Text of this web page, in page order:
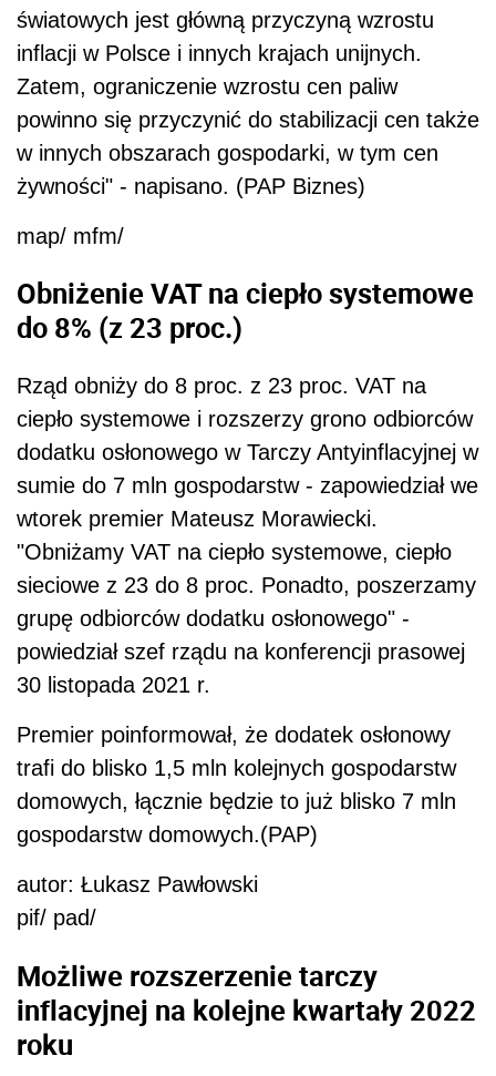
światowych jest główną przyczyną wzrostu
inflacji w Polsce i innych krajach unijnych.
Zatem, ograniczenie wzrostu cen paliw
powinno się przyczynić do stabilizacji cen także
w innych obszarach gospodarki, w tym cen
żywności" - napisano. (PAP Biznes)
map/ mfm/
Obniżenie VAT na ciepło systemowe
do 8% (z 23 proc.)
Rząd obniży do 8 proc. z 23 proc. VAT na
ciepło systemowe i rozszerzy grono odbiorców
dodatku osłonowego w Tarczy Antyinflacyjnej w
sumie do 7 mln gospodarstw - zapowiedział we
wtorek premier Mateusz Morawiecki.
"Obniżamy VAT na ciepło systemowe, ciepło
sieciowe z 23 do 8 proc. Ponadto, poszerzamy
grupę odbiorców dodatku osłonowego" -
powiedział szef rządu na konferencji prasowej
30 listopada 2021 r.
Premier poinformował, że dodatek osłonowy
trafi do blisko 1,5 mln kolejnych gospodarstw
domowych, łącznie będzie to już blisko 7 mln
gospodarstw domowych.(PAP)
autor: Łukasz Pawłowski
pif/ pad/
Możliwe rozszerzenie tarczy
inflacyjnej na kolejne kwartały 2022
roku